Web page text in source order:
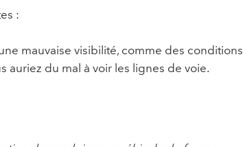
:
mauvaise visibilité, comme des conditions
auriez du mal à voir les lignes de voie.